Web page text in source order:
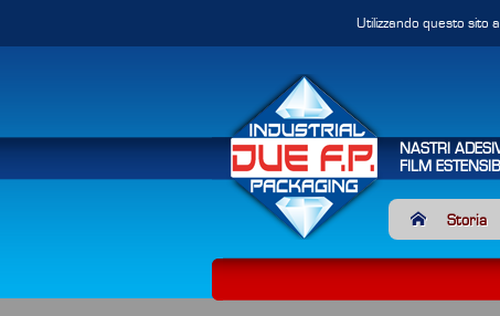
Utilizzando questo sito
NASTRI
FILM
Storia